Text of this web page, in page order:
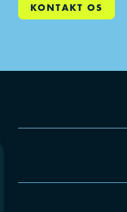
KONTAKT OS